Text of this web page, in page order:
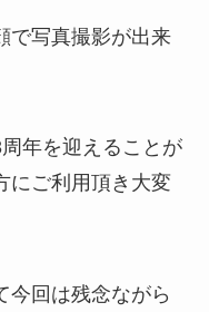
で写真撮影が出来
年を迎えることが
にご利用頂き大変
今回は残念ながら